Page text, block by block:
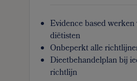
Evidence based
diëtisten
Onbeperkt alle
Dieetbehandelplan bij
richtlijn